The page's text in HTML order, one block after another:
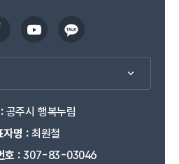
공주시 행복누림
자명 :최원철
호 :307-83-03046